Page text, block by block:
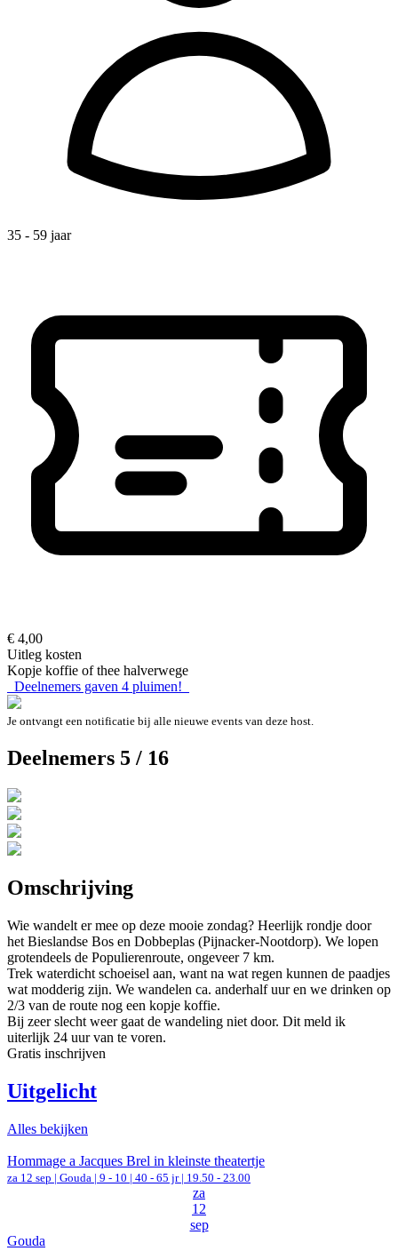
35 - 59 jaar
€ 4,00
Uitleg kosten
Kopje koffie of thee halverwege
Deelnemers gaven 4 pluimen!
Je ontvangt een notificatie bij alle nieuwe events van deze host.
Deelnemers 5 / 16
Omschrijving
Wie wandelt er mee op deze mooie zondag? Heerlijk rondje door
het Bieslandse Bos en Dobbeplas (Pijnacker-Nootdorp). We lopen
grotendeels de Populierenroute, ongeveer 7 km.
Trek waterdicht schoeisel aan, want na wat regen kunnen de paadjes
wat modderig zijn. We wandelen ca. anderhalf uur en we drinken op
2/3 van de route nog een kopje koffie.
Bij zeer slecht weer gaat de wandeling niet door. Dit meld ik
uiterlijk 24 uur van te voren.
Gratis inschrijven
Uitgelicht
Alles bekijken
Hommage a Jacques Brel in kleinste theatertje
za 12 sep | Gouda | 9 - 10 | 40 - 65 jr | 19.50 - 23.00
za
12
sep
Gouda